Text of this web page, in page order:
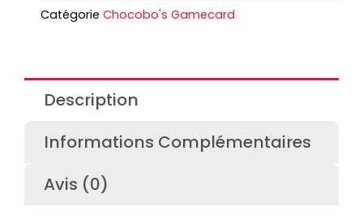
Catégorie Chocobo's Gamecard
Description
Informations Complémentaires
Avis (0)